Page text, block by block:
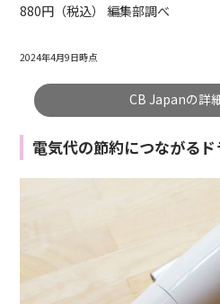
880円（税込） 編集部調べ
2024年4月9日時点
CB Japanの詳
電気代の節約につながる